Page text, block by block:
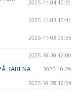
2025-11-04 10:51
2025-11-03 10:41
2025-11-03 08:56
2025-10-30 12:00
3ARENA 2025-10-29
2025-10-28 12:54